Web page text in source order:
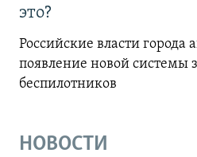
это?
Российские власти города
появление новой системы
беспилотников
НОВОСТИ